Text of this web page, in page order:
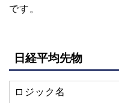
です。
日経平均先物
ロジック名